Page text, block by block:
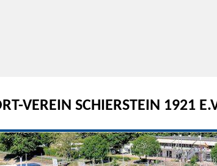
VEREIN SCHIERSTEIN 1921